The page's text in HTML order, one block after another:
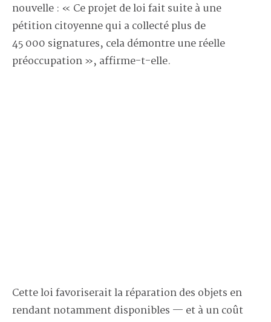
nouvelle : « Ce projet de loi fait suite à une
pétition citoyenne qui a collecté plus de
45 000 signatures, cela démontre une réelle
préoccupation », affirme-t-elle.
Cette loi favoriserait la réparation des objets en
rendant notamment disponibles — et à un coût